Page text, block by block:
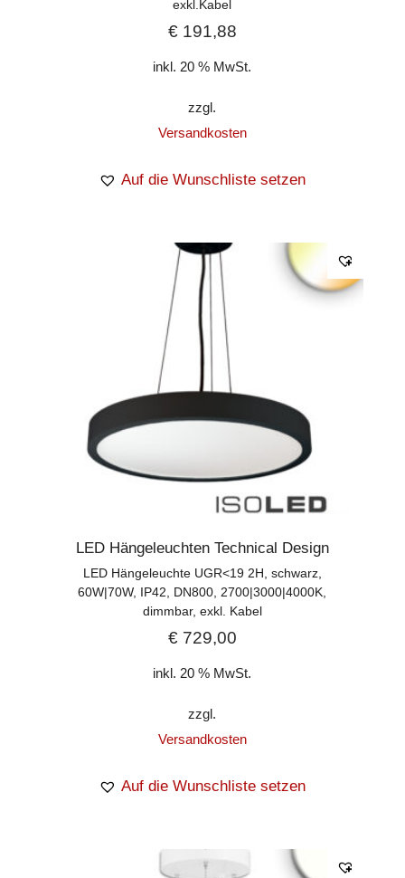
exkl.Kabel
€191,88
inkl. 20 % MwSt.
zzgl.
Versandkosten
Auf die Wunschliste setzen
LED Hängeleuchten Technical Design
LED Hängeleuchte UGR<19 2H, schwarz,
60W|70W, IP42, DN800, 2700|3000|4000K,
dimmbar, exkl. Kabel
€729,00
inkl. 20 % MwSt.
zzgl.
Versandkosten
Auf die Wunschliste setzen